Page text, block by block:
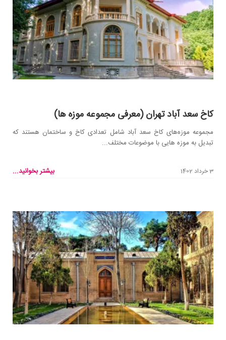
کاخ سعد آباد تهران (معرفی مجموعه موزه ها)
مجموعه‌ موزه‌های کاخ سعد آباد شامل تعدادی کاخ و ساختمان هستند که
تبدیل به موزه هایی با موضوعات مختلف...
3 خرداد 1402 بیشتر بخوانید...